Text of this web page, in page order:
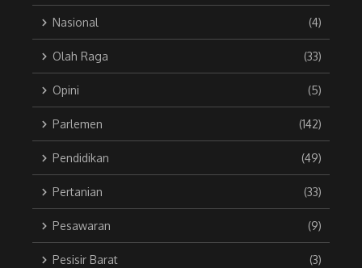
Nasional (4)
Olah Raga (33)
Opini (5)
Parlemen (142)
Pendidikan (49)
Pertanian (33)
Pesawaran (9)
Pesisir Barat (3)